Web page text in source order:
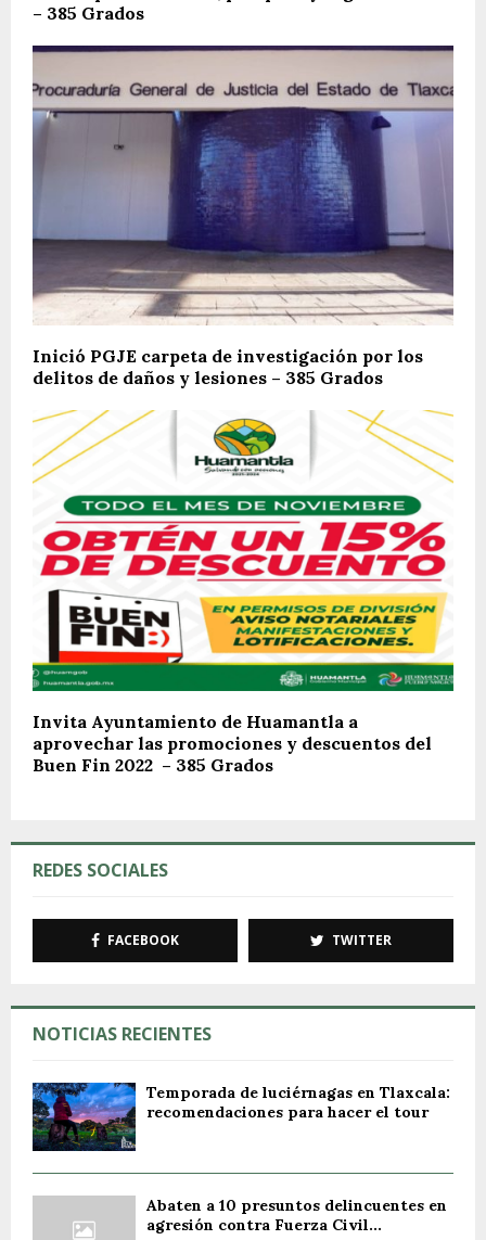
– 385 Grados
Inició PGJE carpeta de investigación por los
delitos de daños y lesiones – 385 Grados
Invita Ayuntamiento de Huamantla a
aprovechar las promociones y descuentos del
Buen Fin 2022 – 385 Grados
REDES SOCIALES
FACEBOOK TWITTER
NOTICIAS RECIENTES
Temporada de luciérnagas en Tlaxcala:
recomendaciones para hacer el tour
Abaten a 10 presuntos delincuentes en
agresión contra Fuerza Civil...